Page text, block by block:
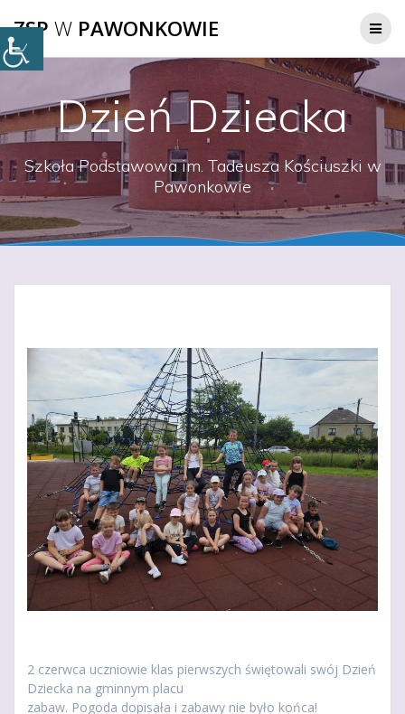
do
ZSP W PAWONKOWIE
Dzień Dziecka
Szkoła Podstawowa im. Tadeusza Kościuszki w
Pawonkowie
2 czerwca uczniowie klas pierwszych świętowali swój Dzień
Dziecka na gminnym placu
zabaw. Pogoda dopisała i zabawy nie było końca!